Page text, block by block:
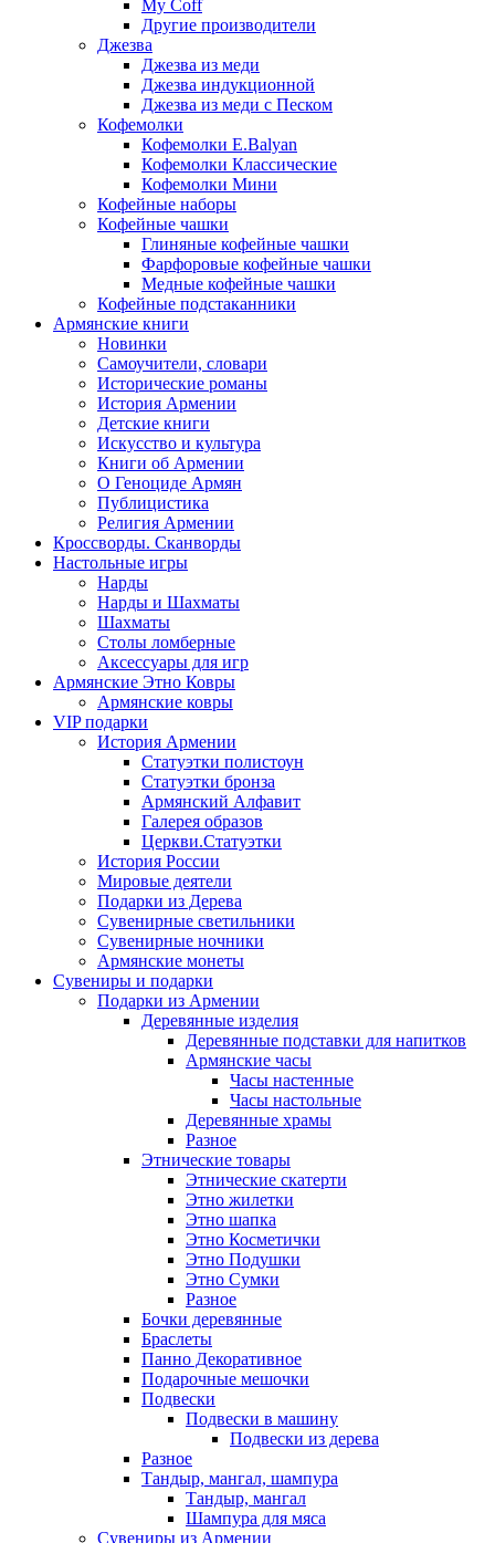
My Coff
Другие производители
Джезва
Джезва из меди
Джезва индукционной
Джезва из меди с Песком
Кофемолки
Кофемолки E.Balyan
Кофемолки Классические
Кофемолки Мини
Кофейные наборы
Кофейные чашки
Глиняные кофейные чашки
Фарфоровые кофейные чашки
Медные кофейные чашки
Кофейные подстаканники
Армянские книги
Новинки
Самоучители, словари
Исторические романы
История Армении
Детские книги
Иcкусство и культура
Книги об Армении
О Геноциде Армян
Публицистика
Религия Армении
Кроссворды. Сканворды
Настольные игры
Нарды
Нарды и Шахматы
Шахматы
Столы ломберные
Аксессуары для игр
Армянские Этно Ковры
Армянские ковры
VIP подарки
История Армении
Статуэтки полистоун
Статуэтки бронза
Армянский Алфавит
Галерея образов
Церкви.Статуэтки
История России
Мировые деятели
Подарки из Дерева
Сувенирные светильники
Сувенирные ночники
Армянские монеты
Сувениры и подарки
Подарки из Армении
Деревянные изделия
Деревянные подставки для напитков
Армянские часы
Часы настенные
Часы настольные
Деревянные храмы
Разное
Этнические товары
Этнические скатерти
Этно жилетки
Этно шапка
Этно Косметички
Этно Подушки
Этно Сумки
Разное
Бочки деревянные
Браслеты
Панно Декоративное
Подарочные мешочки
Подвески
Подвески в машину
Подвески из дерева
Разное
Тандыр, мангал, шампура
Тандыр, мангал
Шампура для мяса
Сувениры из Армении